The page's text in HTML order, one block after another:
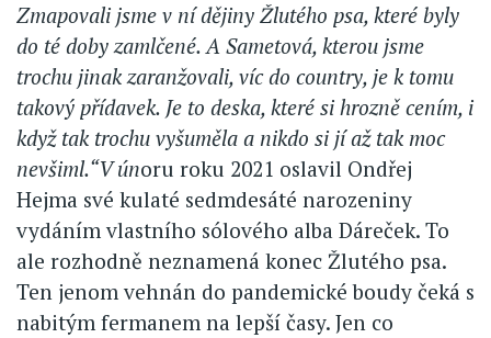
Zmapovali jsme v ní dějiny Žlutého psa, které byly
do té doby zamlčené. A Sametová, kterou jsme
trochu jinak zaranžovali, víc do country, je k tomu
takový přídavek. Je to deska, které si hrozně cením, i
když tak trochu vyšuměla a nikdo si jí až tak moc
nevšiml.“V únoru roku 2021 oslavil Ondřej
Hejma své kulaté sedmdesáté narozeniny
vydáním vlastního sólového alba Dáreček. To
ale rozhodně neznamená konec Žlutého psa.
Ten jenom vehnán do pandemické boudy čeká s
nabitým fermanem na lepší časy. Jen co